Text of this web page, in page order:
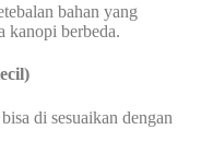
bahan yang
kanopi berbeda.
di sesuaikan dengan